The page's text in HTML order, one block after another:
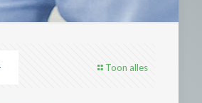
Toon alles